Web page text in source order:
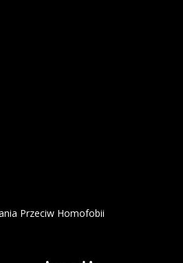
Przeciw Homofobii